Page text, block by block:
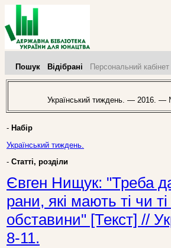
Пошук Відібрані Персональний кабінет
Український тиждень. — 2016. —
- Набір
Український тиждень.
- Статті, розділи
Євген Нищук: "Треба
рани, які мають ті чи
обставини" [Текст] //
8-11.